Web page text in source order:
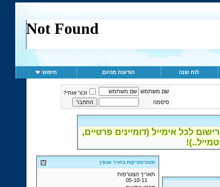
לוח שנה הודעות מהיום חיפוש
שם משתמש
זכור אותי?
סיסמה
לכל אימייל (דומיינים פרטיים,
סטטיסטיקות בזעיר אנפין
תאריך הצטרפות
05-10-11